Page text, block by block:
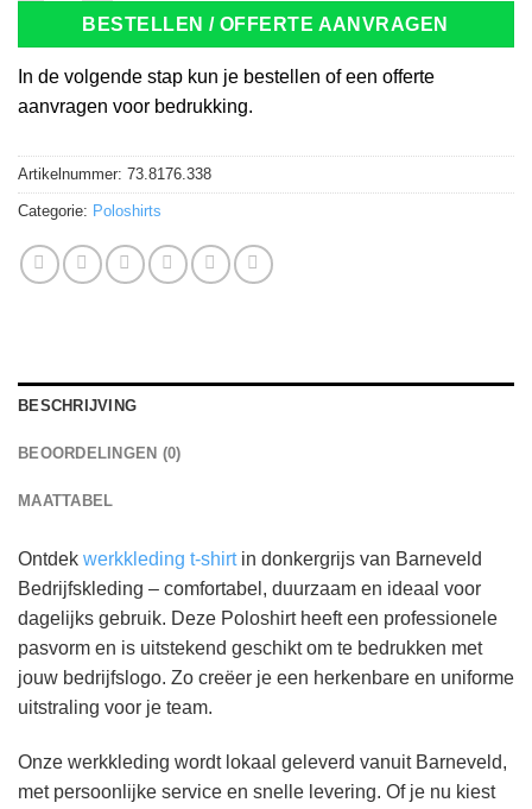
BESTELLEN / OFFERTE AANVRAGEN
In de volgende stap kun je bestellen of een offerte
aanvragen voor bedrukking.
Artikelnummer: 73.8176.338
Categorie: Poloshirts
BESCHRIJVING
BEOORDELINGEN (0)
MAATTABEL
Ontdek werkkleding t-shirtin donkergrijs van Barneveld
Bedrijfskleding – comfortabel, duurzaam en ideaal voor
dagelijks gebruik. Deze Poloshirt heeft een professionele
pasvorm en is uitstekend geschikt om te bedrukken met
jouw bedrijfslogo. Zo creëer je een herkenbare en uniforme
uitstraling voor je team.
Onze werkkleding wordt lokaal geleverd vanuit Barneveld,
met persoonlijke service en snelle levering. Of je nu kiest